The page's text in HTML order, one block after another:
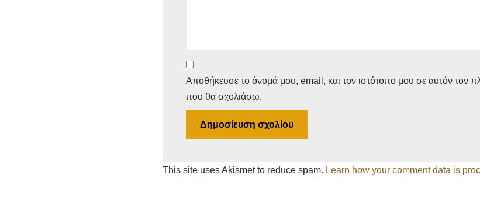
Αποθήκευσε το όνομά μου, email, και τον ιστότοπο μου σε αυτόν τον
που θα σχολιάσω.
This site uses Akismet to reduce spam. Learn how your comment data is